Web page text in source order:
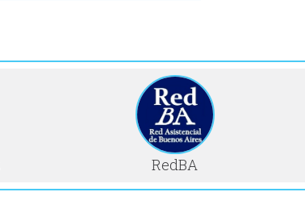
RedBA